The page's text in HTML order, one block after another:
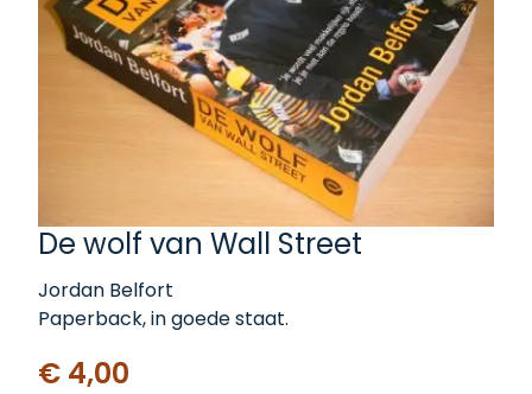
De wolf van Wall Street
Jordan Belfort
Paperback, in goede staat.
€ 4,00